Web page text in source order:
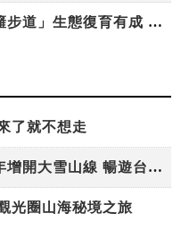
虎頭埤森林秘境！「枯樹籬步道」生態復育有成 走進大自然生命教室
了就不想走
台灣好行／新路線！下半年增開大雪山線 暢遊台中更便利
光圈山海秘境之旅